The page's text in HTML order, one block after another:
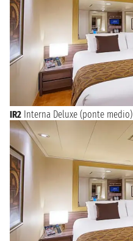
IR2 Interna Deluxe (ponte medio)